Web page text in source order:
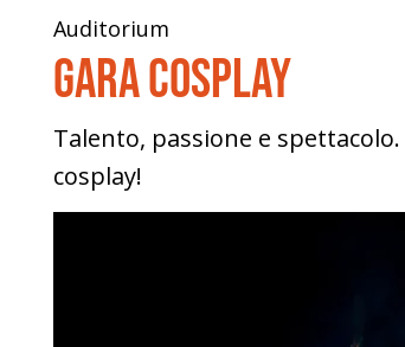
Auditorium
Gara Cosplay
Talento, passione e
cosplay!